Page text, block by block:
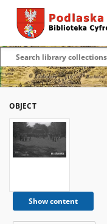
OBJECT
Show content